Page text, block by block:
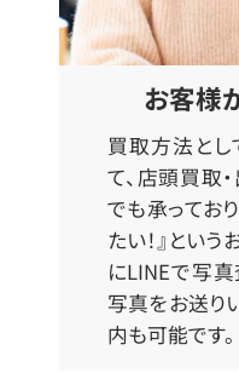
お客様
買取方法と
て、店頭買取
でも承ってお
たい！』とい
にLINEで写真
写真をお送り
内も可能です。